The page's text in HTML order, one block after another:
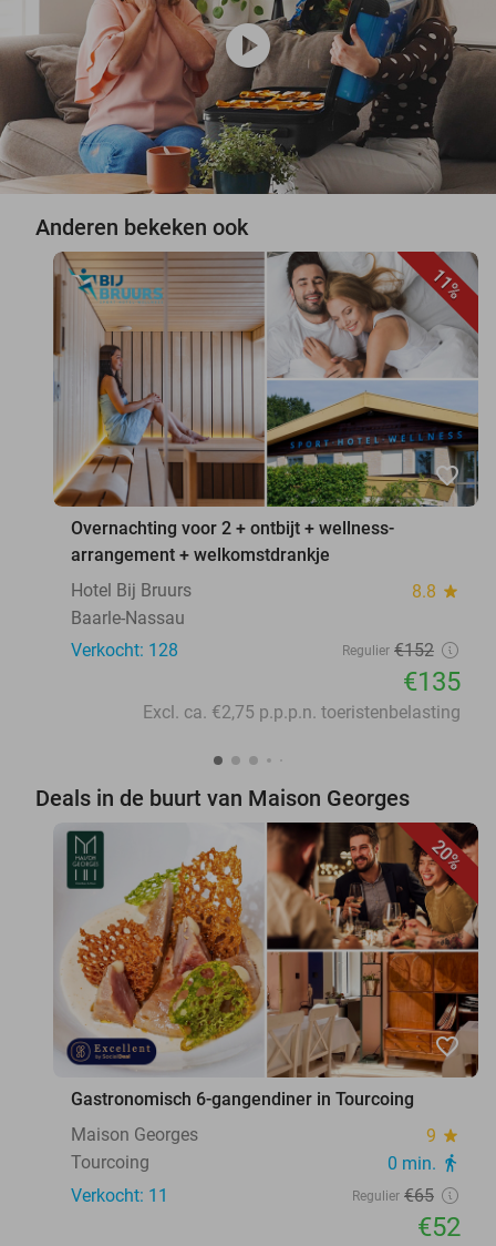
play_circle
Anderen bekeken ook
11%
favorite_border
Overnachting voor 2 + ontbijt + wellness-
arrangement + welkomstdrankje
Hotel Bij Bruurs
8.8 star
Baarle-Nassau
Verkocht: 128
Regulier €152
€135
Excl. ca. €2,75 p.p.p.n. toeristenbelasting
Deals in de buurt van Maison Georges
20%
favorite_border
Gastronomisch 6-gangendiner in Tourcoing
Maison Georges
9 star
Tourcoing 0 min. directions_walk
Verkocht: 11 Regulier €65
€52